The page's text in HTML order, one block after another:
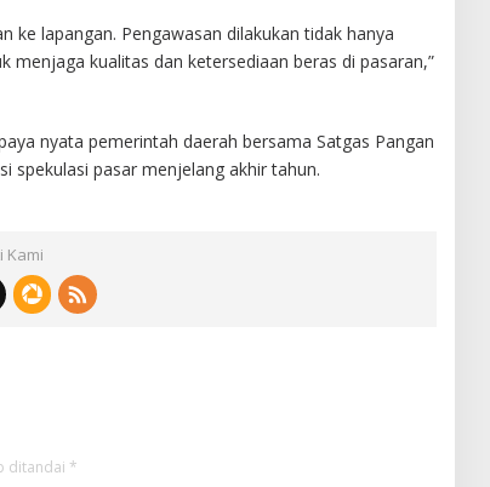
ke lapangan. Pengawasan dilakukan tidak hanya
kualitas dan ketersediaan beras di pasaran,”
nyata pemerintah daerah bersama Satgas Pangan
spekulasi pasar menjelang akhir tahun.
Kami
ditandai *